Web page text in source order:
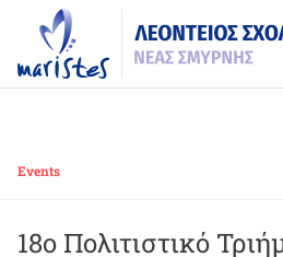
content
Events
18ο Πολιτιστικό